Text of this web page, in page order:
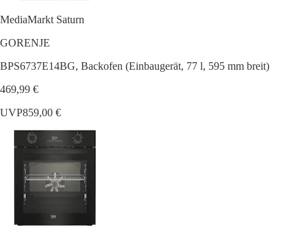
MediaMarkt Saturn
GORENJE
BPS6737E14BG, Backofen (Einbaugerät, 77 l, 595 mm breit)
469,99 €
UVP859,00 €